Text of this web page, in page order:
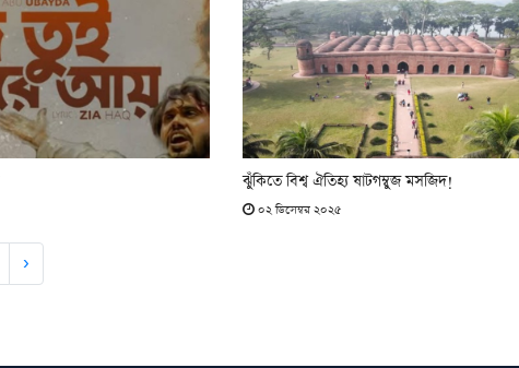
ঝুঁকিতে বিশ্ব ঐতিহ্য ষাটগম্বুজ মসজিদ!
০২ ডিসেম্বর ২০২৫
›